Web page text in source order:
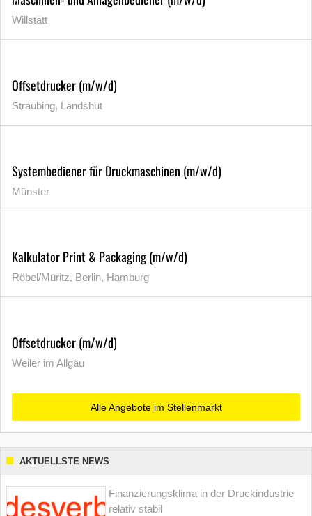
Willstätt
Offsetdrucker (m/w/d)
Straubing, Landshut
Systembediener für Druckmaschinen (m/w/d)
Münster
Kalkulator Print & Packaging (m/w/d)
Röbel/Müritz, Berlin, Hamburg
Offsetdrucker (m/w/d)
Weiler im Allgäu
Alle Angebote im Stellenmarkt
AKTUELLSTE NEWS
Finanzierungsklima in der Druckindustrie
relativ stabil